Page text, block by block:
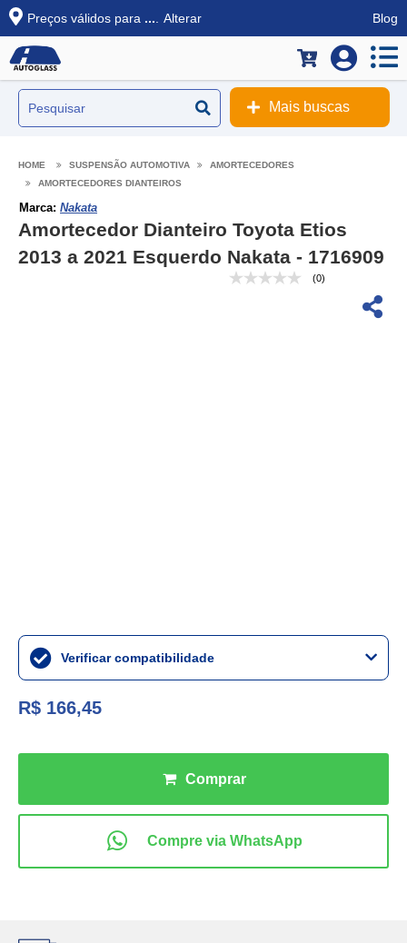
Preços válidos para ... Alterar Blog
Mais buscas
SUSPENSÃO AUTOMOTIVA
AMORTECEDORES
AMORTECEDORES DIANTEIROS
Marca: Nakata
Amortecedor Dianteiro Toyota Etios
2013 a 2021 Esquerdo Nakata - 1716909
(0)
Verificar compatibilidade
R$ 166,45